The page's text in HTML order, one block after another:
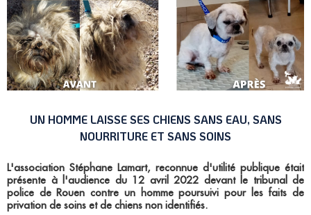
Salarié(e) / Stagiaire
UN HOMME LAISSE SES CHIENS SANS EAU, SANS
NOURRITURE ET SANS SOINS
L'association Stéphane Lamart, reconnue d'utilité publique était
présente à l'audience du 12 avril 2022 devant le tribunal de
police de Rouen contre un homme poursuivi pour les faits de
privation de soins et de chiens non identifiés.